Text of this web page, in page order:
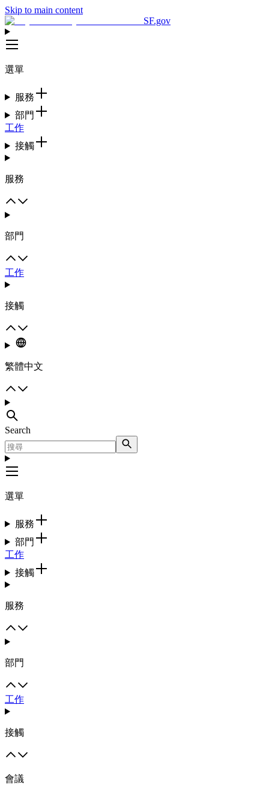
Skip to main content
SF.gov
選單
服務
部門
工作
接觸
服務
部門
工作
接觸
繁體中文
Search
選單
服務
部門
工作
接觸
服務
部門
工作
接觸
會議